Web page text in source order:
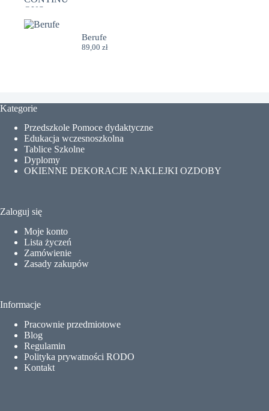
Berufe
89,00zł
Kategorie
Przedszkole Pomoce dydaktyczne
Edukacja wczesnoszkolna
Tablice Szkolne
Dyplomy
OKIENNE DEKORACJE NAKLEJKI OZDOBY
Zaloguj się
Moje konto
Lista życzeń
Zamówienie
Zasady zakupów
Informacje
Pracownie przedmiotowe
Blog
Regulamin
Polityka prywatności RODO
Kontakt